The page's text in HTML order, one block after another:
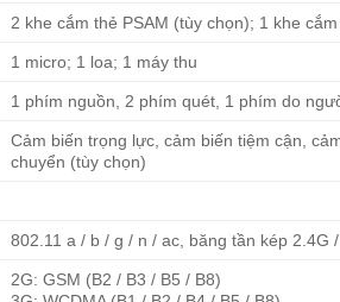
2 khe cắm thẻ PSAM (tùy chọn); 1 khe
1 micro; 1 loa; 1 máy thu
1 phím nguồn, 2 phím quét, 1 phím do
Cảm biến trọng lực, cảm biến tiệm cận,
chuyển (tùy chọn)
802.11 a / b / g / n / ac, băng tần kép 2.4G
2G: GSM (B2 / B3 / B5 / B8)